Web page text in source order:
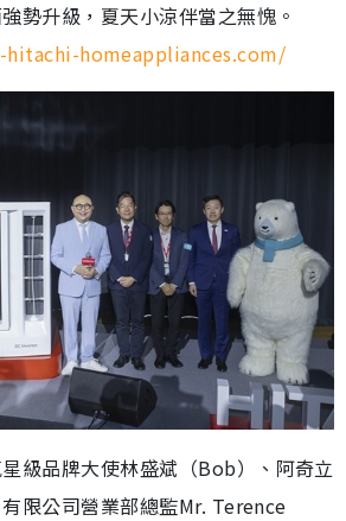
勢升級，夏天小涼伴當之無愧。
homeappliances.com/
級品牌大使林盛斌（Bob）、阿奇立
限公司營業部總監Mr. Terence